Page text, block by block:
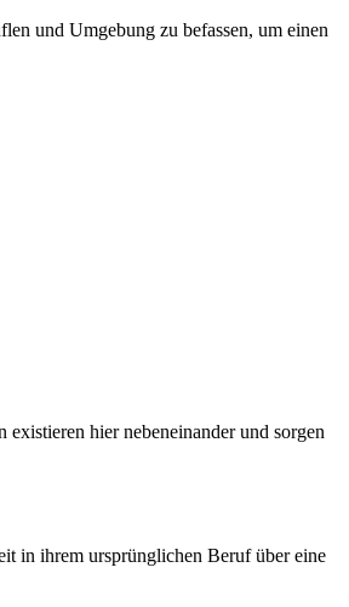
und Umgebung zu befassen, um einen
hier nebeneinander und sorgen
in ihrem ursprünglichen Beruf über eine